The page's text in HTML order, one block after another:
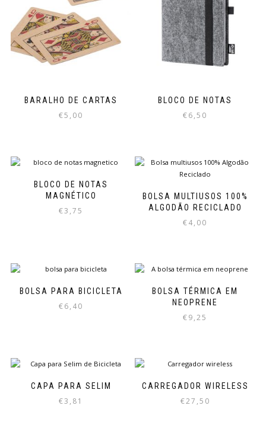
BARALHO DE CARTAS
€5,00
BLOCO DE NOTAS
€6,50
BLOCO DE NOTAS
MAGNÉTICO
€3,75
BOLSA MULTIUSOS 100%
ALGODÃO RECICLADO
€4,00
BOLSA PARA BICICLETA
€6,40
BOLSA TÉRMICA EM
NEOPRENE
€9,25
CAPA PARA SELIM
€3,81
CARREGADOR WIRELESS
€27,50